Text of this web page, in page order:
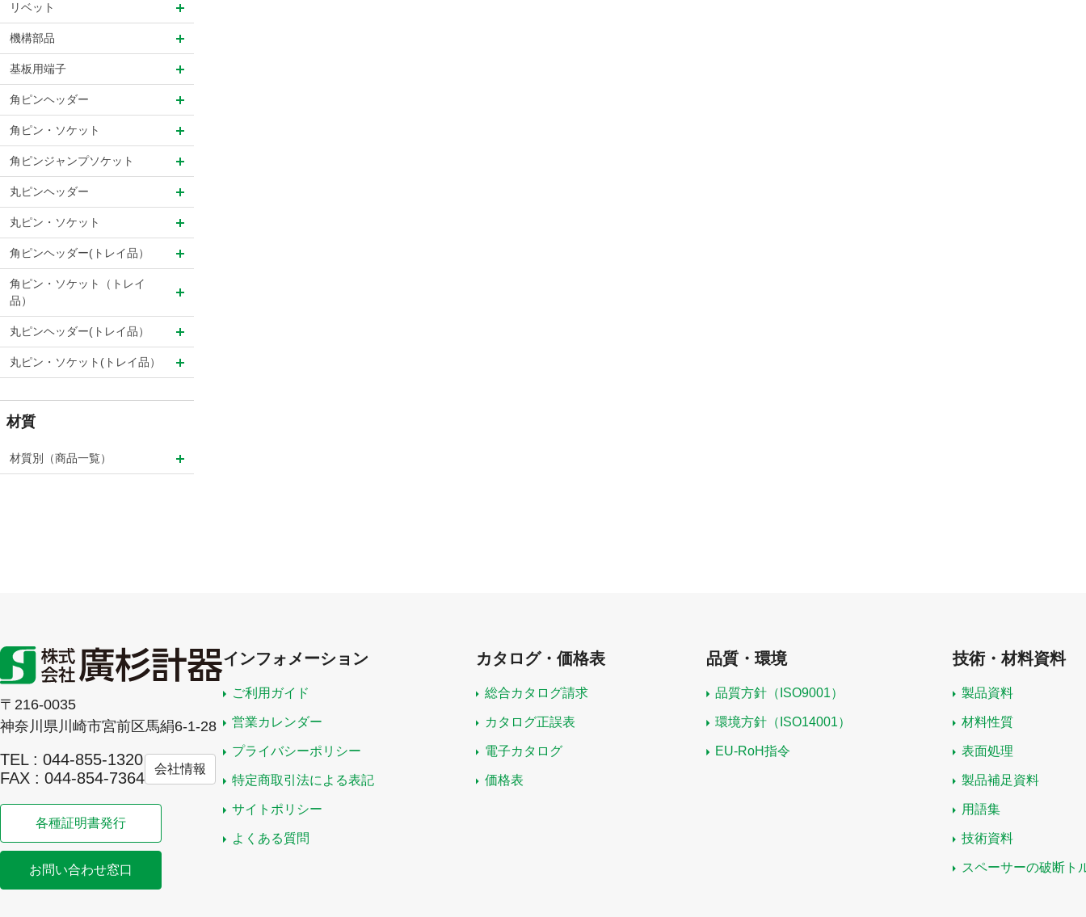
リベット
機構部品
基板用端子
角ピンヘッダー
角ピン・ソケット
角ピンジャンプソケット
丸ピンヘッダー
丸ピン・ソケット
角ピンヘッダー(トレイ品）
角ピン・ソケット（トレイ
品）
丸ピンヘッダー(トレイ品）
丸ピン・ソケット(トレイ品）
材質
材質別（商品一覧）
〒216-0035
神奈川県川崎市宮前区馬絹6-1-28
TEL : 044-855-1320
FAX : 044-854-7364
会社情報
各種証明書発行
お問い合わせ窓口
インフォメーション
ご利用ガイド
営業カレンダー
プライバシーポリシー
特定商取引法による表記
サイトポリシー
よくある質問
カタログ・価格表
総合カタログ請求
カタログ正誤表
電子カタログ
価格表
品質・環境
品質方針（ISO9001）
環境方針（ISO14001）
EU-RoH指令
技術・材料資料
製品資料
材料性質
表面処理
製品補足資料
用語集
技術資料
スペーサーの破断ト